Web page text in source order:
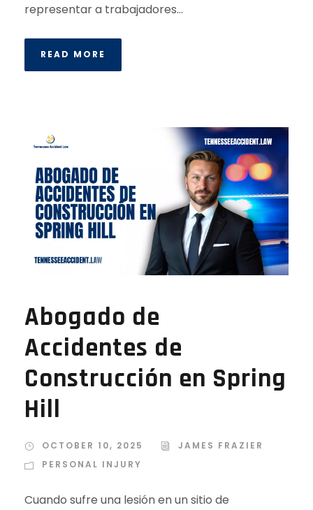
representar a trabajadores...
READ MORE
Abogado de
Accidentes de
Construcción en Spring
Hill
OCTOBER 10, 2025
JAMES FRAZIER
PERSONAL INJURY
Cuando sufre una lesión en un sitio de